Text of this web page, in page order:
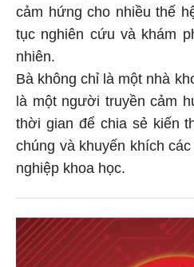
cảm hứng cho nhiều thế
tục nghiên cứu và khám
nhiên.
Bà không chỉ là một nhà
là một người truyền cảm
thời gian để chia sẻ kiến
chúng và khuyến khích
nghiệp khoa học.